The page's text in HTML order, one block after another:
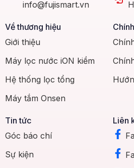
info@fujismart.vn
Về thương hiệu
Giới thiệu
Máy lọc nước iON kiềm
Hệ thống lọc tổng
Máy tắm Onsen
Tin tức
Góc báo chí
Sự kiện
Liên